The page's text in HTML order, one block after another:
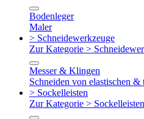
Bodenleger
Maler
> Schneidewerkzeuge
Zur Kategorie >
Messer & Klingen
Schneiden von elastischen
> Sockelleisten
Zur Kategorie > Sockelleisten